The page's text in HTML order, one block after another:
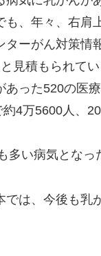
、年々、右肩
ーがん対策
見積もられてい
った520の医
4万5600人、
多い病気となっ
では、今後も